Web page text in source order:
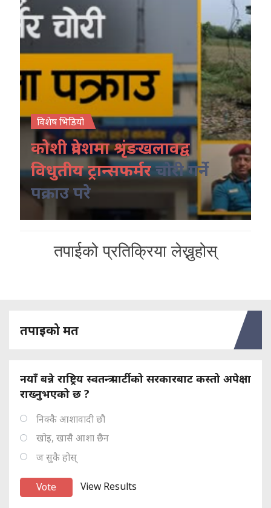
विशेष भिडियो
कोशी प्रदेशमा श्रृंङखलावद्व
विधुतीय ट्रान्सफर्मरचोरी गर्ने
पक्राउ परे
तपाईको प्रतिक्रिया लेख्नुहोस्
तपाइको मत
नयाँ बन्ने राष्ट्रिय स्वतन्त्र पार्टीको सरकारबाट कस्तो अपेक्षा
राख्नुभएको छ ?
निक्कै आशावादी छौ
खोइ, खासै आशा छैन
ज सुकै होस्
View Results